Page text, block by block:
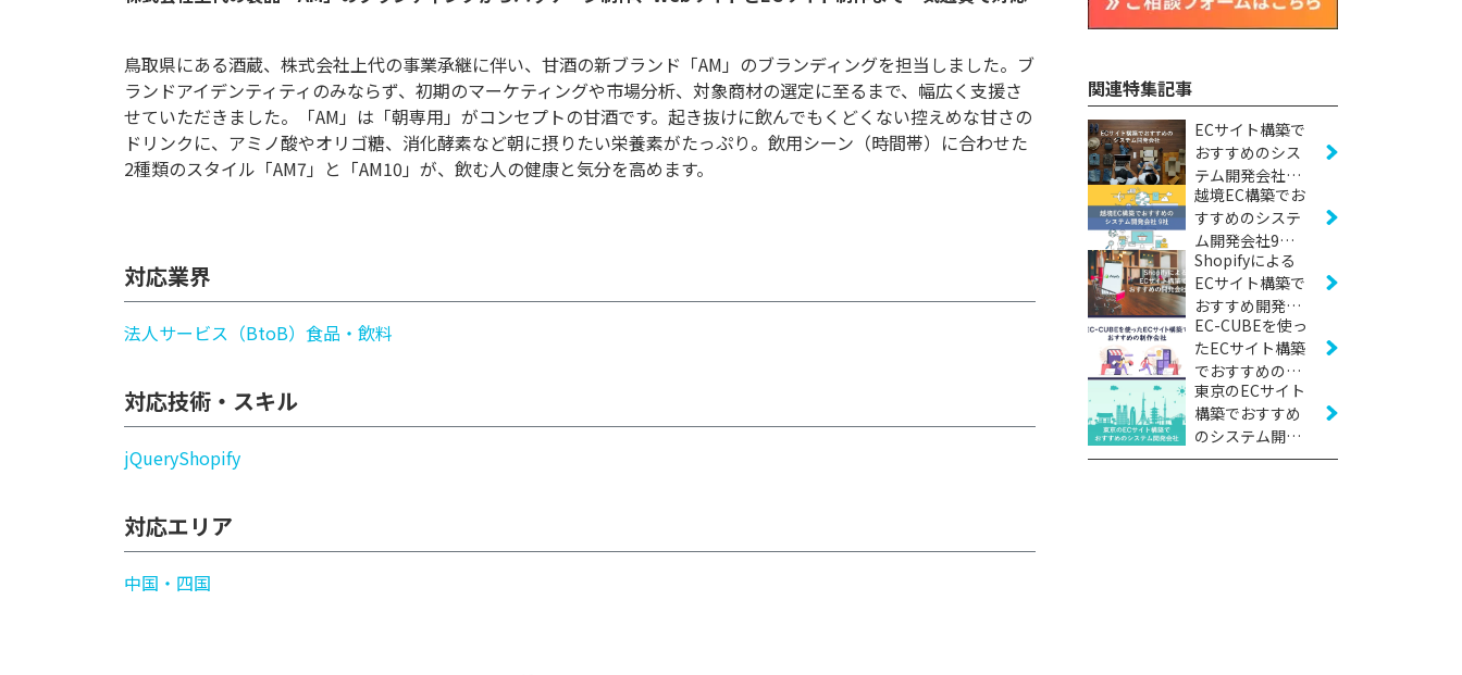
鳥取県にある酒蔵、株式会社上代の事業承継に伴い、甘酒の新ブランド「AM」のブランディングを担当しました。ブ
ランドアイデンティティのみならず、初期のマーケティングや市場分析、対象商材の選定に至るまで、幅広く支援さ
せていただきました。「AM」は「朝専用」がコンセプトの甘酒です。起き抜けに飲んでもくどくない控えめな甘さの
ドリンクに、アミノ酸やオリゴ糖、消化酵素など朝に摂りたい栄養素がたっぷり。飲用シーン（時間帯）に合わせた
2種類のスタイル「AM7」と「AM10」が、飲む人の健康と気分を高めます。
対応業界
法人サービス（BtoB） 食品・飲料
対応技術・スキル
jQueryShopify
対応エリア
中国・四国
関連特集記事
ECサイト構築で
おすすめのシス
テム開発会社24
社【2026年版】
越境EC構築でお
すすめのシステ
ム開発会社9社
【2026年版】
Shopifyによる
ECサイト構築で
おすすめ開発会
社17選｜費用相
場と外注先の選
び方【2026年
版】
EC-CUBEを使っ
たECサイト構築
でおすすめの制
作会社15社
【2026年版】
東京のECサイト
構築でおすすめ
のシステム開発
会社14社【2026